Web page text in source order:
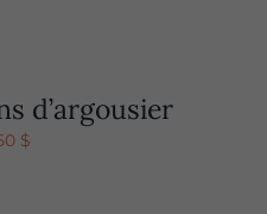
d’argousier
$